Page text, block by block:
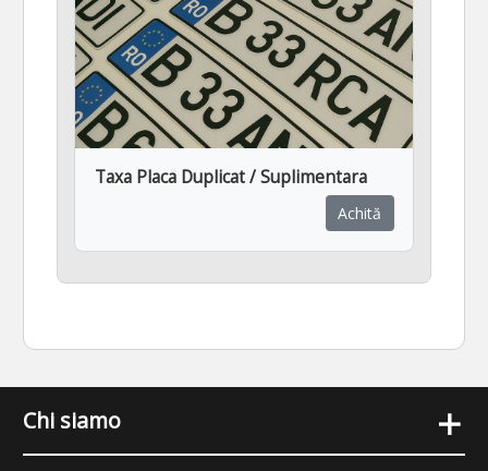
Taxa Placa Duplicat / Suplimentara
Achită
Chi siamo
+